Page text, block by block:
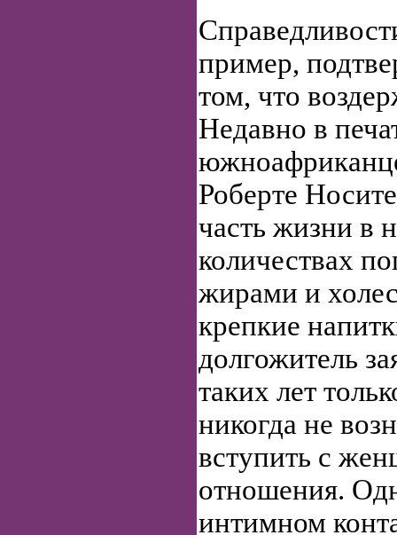
пример,
том, что
Недавно в
Роберте
часть жизни в
количествах
жирами и
крепкие
долгожитель
таких лет
никогда не
вступить с
отношения.
интимном